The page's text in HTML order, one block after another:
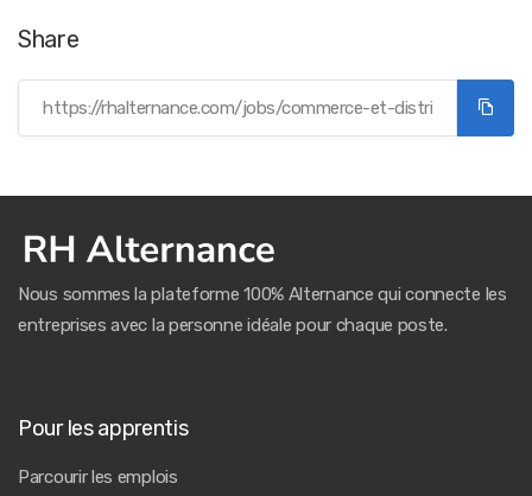
Share
Nous sommes la plateforme 100% Alternance qui connecte les
entreprises avec la personne idéale pour chaque poste.
Pour les apprentis
Parcourir les emplois